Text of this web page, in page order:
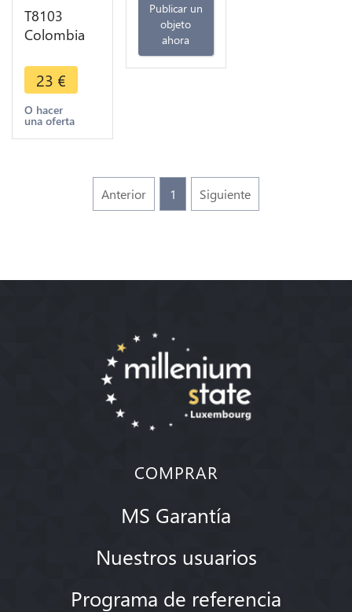
T8103
Colombia
Centavos
1932 M
Argent
Silver -> M
23 €
O hacer
una oferta
Publicar un
objeto
ahora
Anterior 1 Siguiente
COMPRAR
MS Garantía
Nuestros usuarios
Programa de referencia